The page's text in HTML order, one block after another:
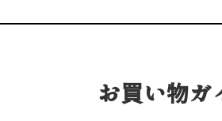
お買い物ガ